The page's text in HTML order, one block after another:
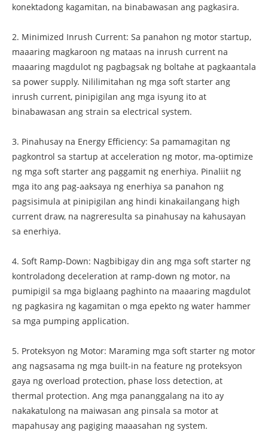
konektadong kagamitan, na binabawasan ang pagkasira.
2. Minimized Inrush Current: Sa panahon ng motor startup,
maaaring magkaroon ng mataas na inrush current na
maaaring magdulot ng pagbagsak ng boltahe at pagkaantala
sa power supply. Nililimitahan ng mga soft starter ang
inrush current, pinipigilan ang mga isyung ito at
binabawasan ang strain sa electrical system.
3. Pinahusay na Energy Efficiency: Sa pamamagitan ng
pagkontrol sa startup at acceleration ng motor, ma-optimize
ng mga soft starter ang paggamit ng enerhiya. Pinaliit ng
mga ito ang pag-aaksaya ng enerhiya sa panahon ng
pagsisimula at pinipigilan ang hindi kinakailangang high
current draw, na nagreresulta sa pinahusay na kahusayan
sa enerhiya.
4. Soft Ramp-Down: Nagbibigay din ang mga soft starter ng
kontroladong deceleration at ramp-down ng motor, na
pumipigil sa mga biglaang paghinto na maaaring magdulot
ng pagkasira ng kagamitan o mga epekto ng water hammer
sa mga pumping application.
5. Proteksyon ng Motor: Maraming mga soft starter ng motor
ang nagsasama ng mga built-in na feature ng proteksyon
gaya ng overload protection, phase loss detection, at
thermal protection. Ang mga pananggalang na ito ay
nakakatulong na maiwasan ang pinsala sa motor at
mapahusay ang pagiging maaasahan ng system.